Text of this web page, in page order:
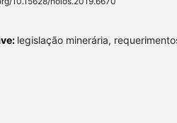
legislação minerária,